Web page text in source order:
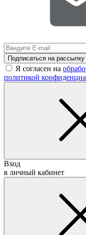
Подписаться на рассылку
Я согласен на
политикой
Вход
в личный кабинет